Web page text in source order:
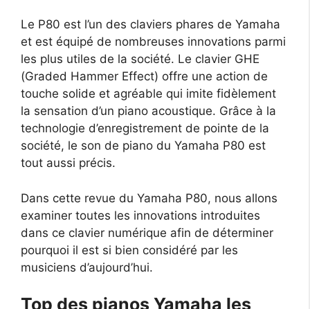
Le P80 est l’un des claviers phares de Yamaha
et est équipé de nombreuses innovations parmi
les plus utiles de la société. Le clavier GHE
(Graded Hammer Effect) offre une action de
touche solide et agréable qui imite fidèlement
la sensation d’un piano acoustique. Grâce à la
technologie d’enregistrement de pointe de la
société, le son de piano du Yamaha P80 est
tout aussi précis.
Dans cette revue du Yamaha P80, nous allons
examiner toutes les innovations introduites
dans ce clavier numérique afin de déterminer
pourquoi il est si bien considéré par les
musiciens d’aujourd’hui.
Top des pianos Yamaha les